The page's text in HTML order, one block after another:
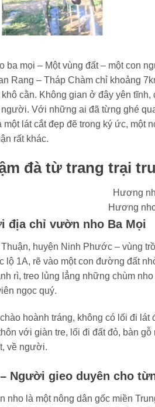
ba mọi – Một vùng đất – một con
Rang – Tháp Chàm chỉ khoảng
cằn. Không gian ở đây yên
người. Với những ai đã từng ghé
một lát cắt đẹp đẽ trong ký ức, một
rất khác.
đà từ trang trại
Hương
địa chỉ vườn nho Ba Mọi
huyện Ninh Phước – vùng
lộ 1A, rẽ vào một con đường đất
rì, treo lủng lẳng những chùm
ngọc quý.
hoành tráng, không có lối đi lát
với giàn tre, lối đi đất đỏ, bàn
về người.
Người gieo duyên cho
nho là một nông dân gốc miền